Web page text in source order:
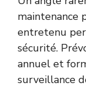
maintenance
entretenu
sécurité.
annuel et
surveillance